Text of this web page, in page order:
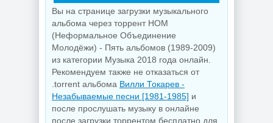
Вы на странице загрузки музыкального
альбома через торрент НОМ
(Неформальное Объединение
Молодёжи) - Пять альбомов (1989-2009)
из категории Музыка 2018 года онлайн.
Рекомендуем также не отказаться от
.torrent альбома Вилли Токарев -
Незабываемые песни [1981-1985] и
после прослушать музыку в онлайне
после загрузки торрентом бесплатно для